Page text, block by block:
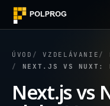
ÚVOD VZDELÁVANIE
NEXT.JS VS NUXT: REACT ALEBO VUE PRE
Next.js vs